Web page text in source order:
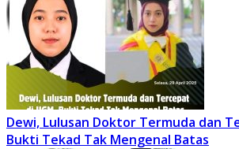
Dewi, Lulusan Doktor Termuda dan
Bukti Tekad Tak Mengenal Batas